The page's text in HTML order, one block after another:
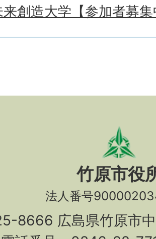
来創造大学【参加者募
竹原市役
法人番号
8666 広島県竹原市